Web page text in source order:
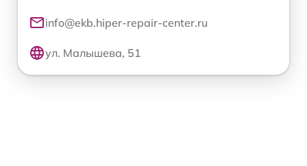
info@ekb.hiper-repair-center.ru
ул. Малышева, 51